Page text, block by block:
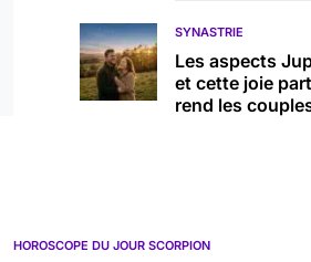
SYNASTRIE
Les aspects
et cette joie
rend les
HOROSCOPE DU JOUR SCORPION